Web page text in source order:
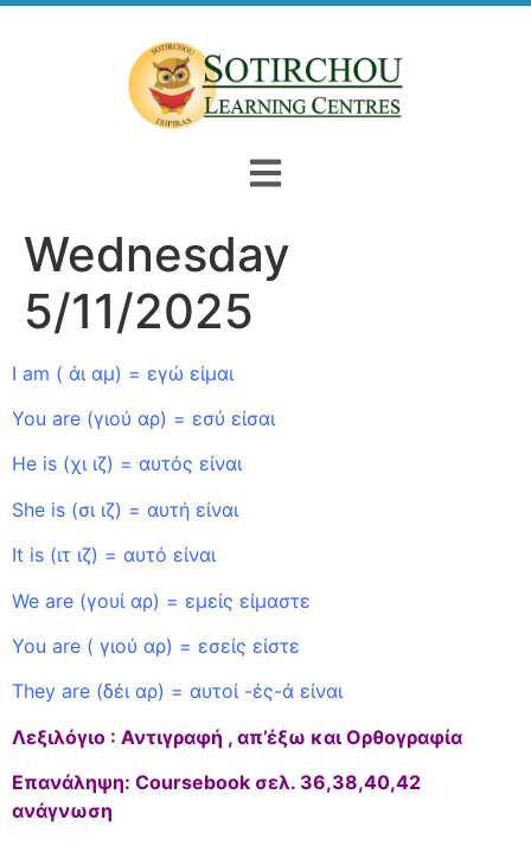
Wednesday
5/11/2025
I am ( άι αμ) = εγώ είμαι
You are (γιού αρ) = εσύ είσαι
He is (χι ιζ) = αυτός είναι
She is (σι ιζ) = αυτή είναι
It is (ιτ ιζ) = αυτό είναι
We are (γουί αρ) = εμείς είμαστε
You are ( γιού αρ) = εσείς είστε
They are (δέι αρ) = αυτοί -ές-ά είναι
Λεξιλόγιο : Αντιγραφή , απ’έξω και Ορθογραφία
Επανάληψη: Coursebook σελ. 36,38,40,42
ανάγνωση